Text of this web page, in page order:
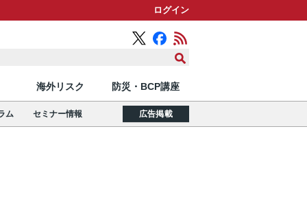
ログイン
海外リスク 防災・BCP講座
ム セミナー情報 広告掲載